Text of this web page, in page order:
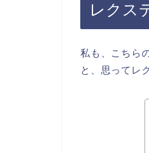
レクス
私も、こちら
と、思ってレ